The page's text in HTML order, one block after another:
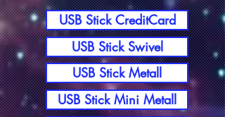
USB Stick CreditCard
USB Stick Swivel
USB Stick Metall
USB Stick Mini Metall